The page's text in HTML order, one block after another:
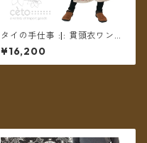
タイの手仕事 :|: 貫頭衣ワンピ
ース リネン ちくちく手刺繍ス
テッチ モン族刺繍 ナチュラル
【送料無料】
¥16,200